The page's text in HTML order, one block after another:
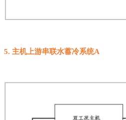
5. 主机上游串联水蓄冷系统A